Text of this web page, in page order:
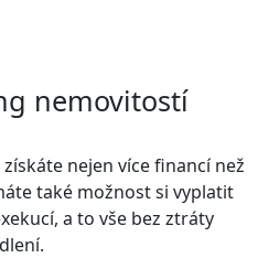
nemovitostí
nejen více financí než
také možnost si vyplatit
a to vše bez ztráty